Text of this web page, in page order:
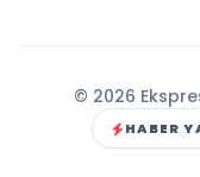
© 2026
HABER